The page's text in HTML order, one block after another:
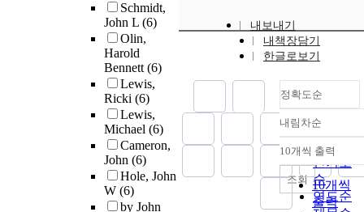
Schmidt,
John L (6)
Olin,
Harold
Bennett(6)
Lewis,
Ricki (6)
Lewis,
Michael (6)
Cameron,
John (6)
Hole, John
W (6)
by John
내보내기
내책장담기
한글로보기
정확도순
정확도
순
인기도
순
연도순
내림차순
내림차순
10개씩 출력
10개씩
출력
조회